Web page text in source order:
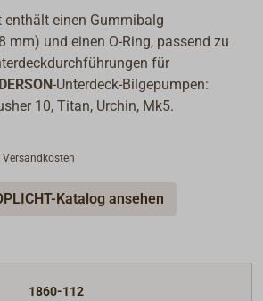
enthält einen Gummibalg
mm) und einen O-Ring, passend zu
für
-Unterdeck-Bilgepumpen:
10, Titan, Urchin, Mk5.
Versandkosten
Katalog ansehen
1860-112